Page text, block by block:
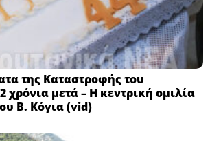
της Καταστροφής του
χρόνια μετά – Η κεντρική ομιλία
Β. Κόγια (vid)